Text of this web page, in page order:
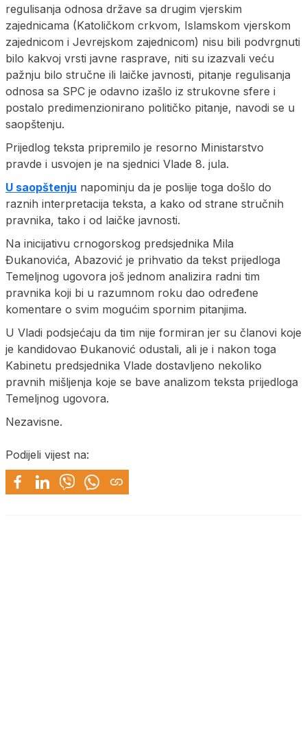
regulisanja odnosa države sa drugim vjerskim
zajednicama (Katoličkom crkvom, Islamskom vjerskom
zajednicom i Jevrejskom zajednicom) nisu bili podvrgnuti
bilo kakvoj vrsti javne rasprave, niti su izazvali veću
pažnju bilo stručne ili laičke javnosti, pitanje regulisanja
odnosa sa SPC je odavno izašlo iz strukovne sfere i
postalo predimenzionirano političko pitanje, navodi se u
saopštenju.
Prijedlog teksta pripremilo je resorno Ministarstvo
pravde i usvojen je na sjednici Vlade 8. jula.
U saopštenju napominju da je poslije toga došlo do
raznih interpretacija teksta, a kako od strane stručnih
pravnika, tako i od laičke javnosti.
Na inicijativu crnogorskog predsjednika Mila
Đukanovića, Abazović je prihvatio da tekst prijedloga
Temeljnog ugovora još jednom analizira radni tim
pravnika koji bi u razumnom roku dao određene
komentare o svim mogućim spornim pitanjima.
U Vladi podsjećaju da tim nije formiran jer su članovi koje
je kandidovao Đukanović odustali, ali je i nakon toga
Kabinetu predsjednika Vlade dostavljeno nekoliko
pravnih mišljenja koje se bave analizom teksta prijedloga
Temeljnog ugovora.
Nezavisne.
Podijeli vijest na: